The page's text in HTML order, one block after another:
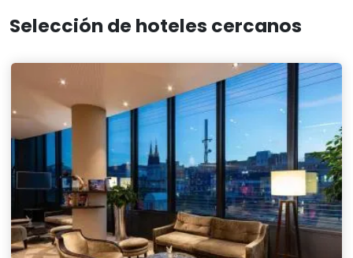
Selección de hoteles cercanos